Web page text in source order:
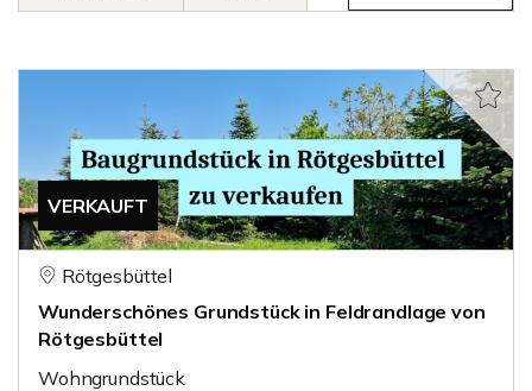
VERKAUFT
Rötgesbüttel
Wunderschönes Grundstück in Feldrandlage von
Rötgesbüttel
Wohngrundstück